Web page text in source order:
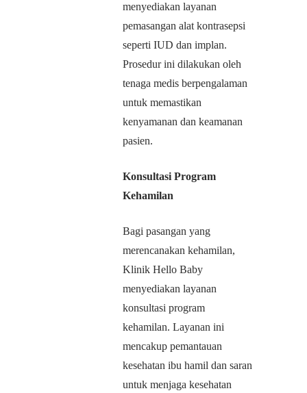
menyediakan layanan
pemasangan alat kontrasepsi
seperti IUD dan implan.
Prosedur ini dilakukan oleh
tenaga medis berpengalaman
untuk memastikan
kenyamanan dan keamanan
pasien.
Konsultasi Program
Kehamilan
Bagi pasangan yang
merencanakan kehamilan,
Klinik Hello Baby
menyediakan layanan
konsultasi program
kehamilan. Layanan ini
mencakup pemantauan
kesehatan ibu hamil dan saran
untuk menjaga kesehatan